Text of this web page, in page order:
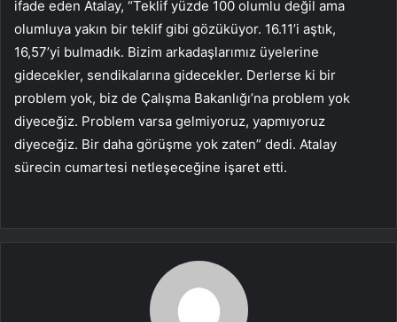
ifade eden Atalay, “Teklif yüzde 100 olumlu değil ama
olumluya yakın bir teklif gibi gözüküyor. 16.11’i aştık,
16,57’yi bulmadık. Bizim arkadaşlarımız üyelerine
gidecekler, sendikalarına gidecekler. Derlerse ki bir
problem yok, biz de Çalışma Bakanlığı’na problem yok
diyeceğiz. Problem varsa gelmiyoruz, yapmıyoruz
diyeceğiz. Bir daha görüşme yok zaten” dedi. Atalay
sürecin cumartesi netleşeceğine işaret etti.